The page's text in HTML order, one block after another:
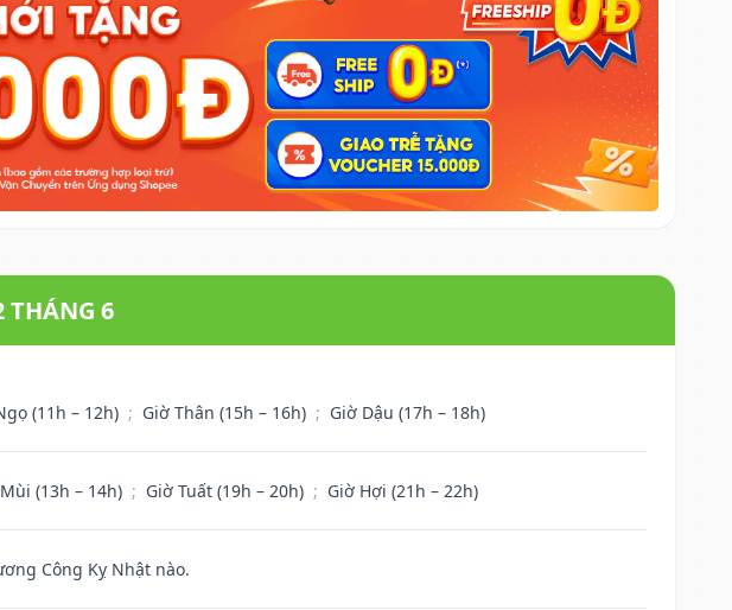
THÁNG 6
(11h – 12h) ; Giờ Thân (15h – 16h) ; Giờ Dậu (17h – 18h)
(13h – 14h) ; Giờ Tuất (19h – 20h) ; Giờ Hợi (21h – 22h)
Công Kỵ Nhật nào.